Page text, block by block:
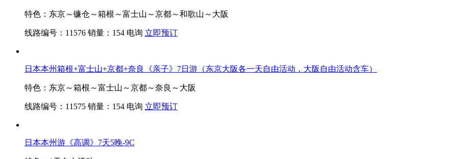
特色：东京～镰仓～箱根～富士山～京都～和歌山～大阪
线路编号：11576 销量：154 电询 立即预订
日本本州箱根+富士山+京都+奈良《亲子》7日游（东京大阪各一天自由活动，大阪自由活动含车）
特色：东京～箱根～富士山～京都～奈良～大阪
线路编号：11575 销量：154 电询 立即预订
日本本州游《高调》7天5晚-9C